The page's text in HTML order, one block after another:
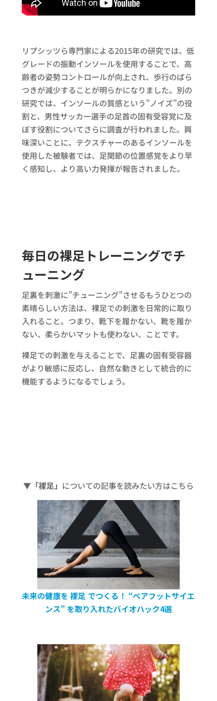
リプシッツら専門家による2015年の研究では、低
グレードの振動インソールを使用することで、高
齢者の姿勢コントロールが向上され、歩行のばら
つきが減少することが明らかになりました。別の
研究では、インソールの質感という”ノイズ”の役
割と、男性サッカー選手の足首の固有受容覚に及
ぼす役割についてさらに調査が行われました。興
味深いことに、テクスチャーのあるインソールを
使用した被験者では、足関節の位置感覚をより早
く感知し、より高い力発揮が報告されました。
毎日の裸足トレーニングでチ
ューニング
足裏を刺激に”チューニング”させるもうひとつの
素晴らしい方法は、裸足での刺激を日常的に取り
入れること。つまり、靴下を履かない、靴を履か
ない、柔らかいマットも使わない、ことです。
裸足での刺激を与えることで、足裏の固有受容器
がより敏感に反応し、自然な動きとして統合的に
機能するようになるでしょう。
▼「裸足」 についての記事を読みたい方はこちら
未来の健康を 裸足 でつくる！ “ベアフットサイエ
ンス” を取り入れたバイオハック4選